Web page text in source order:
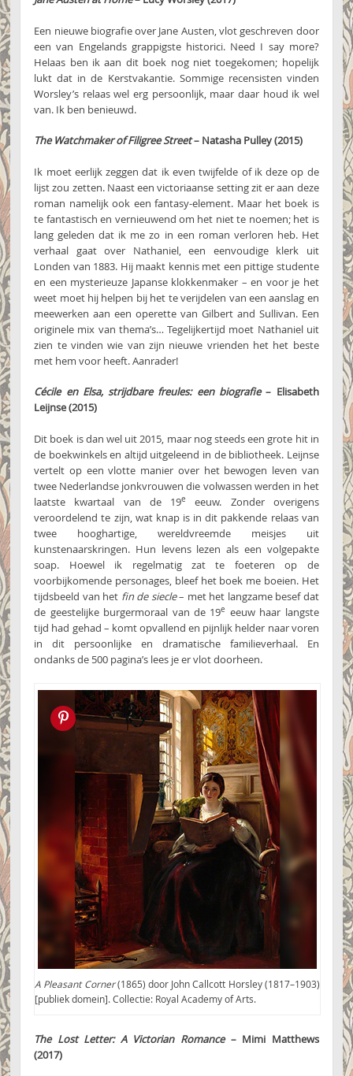
Een nieuwe biografie over Jane Austen, vlot geschreven door
een van Engelands grappigste historici. Need I say more?
Helaas ben ik aan dit boek nog niet toegekomen; hopelijk
lukt dat in de Kerstvakantie. Sommige recensisten vinden
Worsley’s relaas wel erg persoonlijk, maar daar houd ik wel
van. Ik ben benieuwd.
The Watchmaker of Filigree Street– Natasha Pulley (2015)
Ik moet eerlijk zeggen dat ik even twijfelde of ik deze op de
lijst zou zetten. Naast een victoriaanse setting zit er aan deze
roman namelijk ook een fantasy-element. Maar het boek is
te fantastisch en vernieuwend om het niet te noemen; het is
lang geleden dat ik me zo in een roman verloren heb. Het
verhaal gaat over Nathaniel, een eenvoudige klerk uit
Londen van 1883. Hij maakt kennis met een pittige studente
en een mysterieuze Japanse klokkenmaker – en voor je het
weet moet hij helpen bij het te verijdelen van een aanslag en
meewerken aan een operette van Gilbert and Sullivan. Een
originele mix van thema’s… Tegelijkertijd moet Nathaniel uit
zien te vinden wie van zijn nieuwe vrienden het het beste
met hem voor heeft. Aanrader!
Cécile en Elsa, strijdbare freules: een biografie– Elisabeth
Leijnse (2015)
Dit boek is dan wel uit 2015, maar nog steeds een grote hit in
de boekwinkels en altijd uitgeleend in de bibliotheek. Leijnse
vertelt op een vlotte manier over het bewogen leven van
twee Nederlandse jonkvrouwen die volwassen werden in het
laatste kwartaal van de 19e
eeuw. Zonder overigens
veroordelend te zijn, wat knap is in dit pakkende relaas van
twee hooghartige, wereldvreemde meisjes uit
kunstenaarskringen. Hun levens lezen als een volgepakte
soap. Hoewel ik regelmatig zat te foeteren op de
voorbijkomende personages, bleef het boek me boeien. Het
tijdsbeeld van het fin de siecle– met het langzame besef dat
de geestelijke burgermoraal van de 19e eeuw haar langste
tijd had gehad – komt opvallend en pijnlijk helder naar voren
in dit persoonlijke en dramatische familieverhaal. En
ondanks de 500 pagina’s lees je er vlot doorheen.
Pin this!
A Pleasant Corner(1865) door John Callcott Horsley (1817–1903)
[publiek domein]. Collectie: Royal Academy of Arts.
The Lost Letter: A Victorian Romance– Mimi Matthews
(2017)